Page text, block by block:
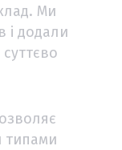
Ми
і додали
типами